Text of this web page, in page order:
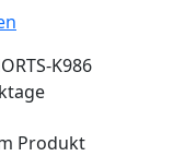
K986
Produkt